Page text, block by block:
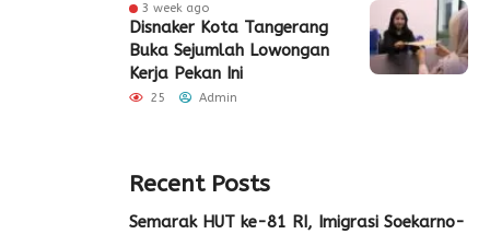
3 week ago
Disnaker Kota Tangerang
Buka Sejumlah Lowongan
Kerja Pekan Ini
25 Admin
Recent Posts
Semarak HUT ke-81 RI, Imigrasi Soekarno-